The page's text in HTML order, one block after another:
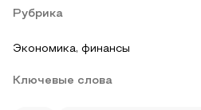
Рубрика
Экономика, финансы
Ключевые слова